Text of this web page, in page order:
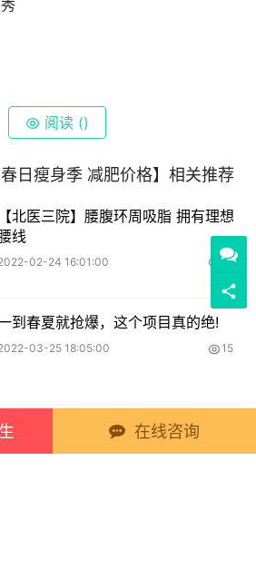
阅读 ()
日瘦身季 减肥价格】相关推荐
【北医三院】腰腹环周吸脂 拥有理想
线
02-24 16:01:00 18
到春夏就抢爆，这个项目真的绝!
03-25 18:05:00 15
要夏季“瘦”出你的美，泽尔帮你安排
在线咨询